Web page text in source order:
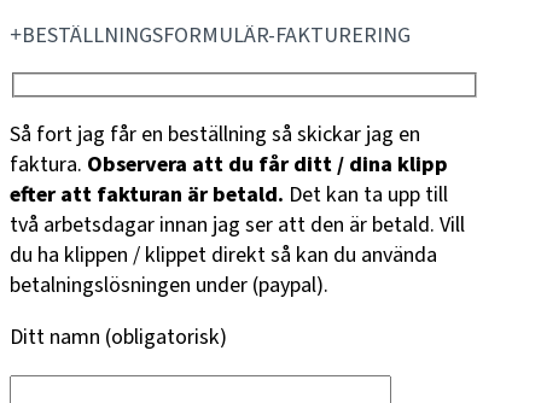
BESTÄLLNINGSFORMULÄR-FAKTURERING
Så fort jag får en beställning så skickar jag en
faktura. Observera att du får ditt / dina klipp
efter att fakturan är betald. Det kan ta upp till
två arbetsdagar innan jag ser att den är betald. Vill
du ha klippen / klippet direkt så kan du använda
betalningslösningen under (paypal).
Ditt namn (obligatorisk)